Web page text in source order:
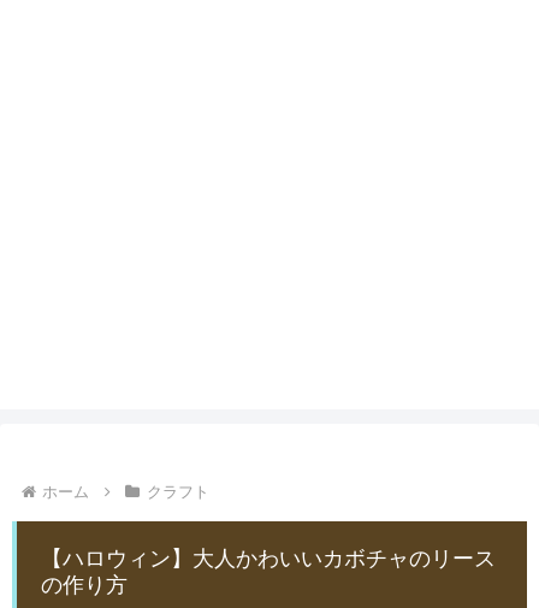
ホーム クラフト
【ハロウィン】大人かわいいカボチャのリース
の作り方